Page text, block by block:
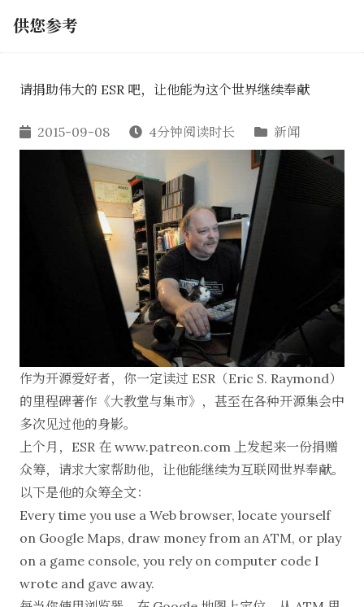
供您参考
请捐助伟大的 ESR 吧，让他能为这个世界继续奉献
2015-09-08 4分钟阅读时长 新闻
作为开源爱好者，你一定读过 ESR（Eric S. Raymond）
的里程碑著作 《大教堂与集市》 ，甚至在各种开源集会中
多次见过他的身影。
上个月，ESR 在 www.patreon.com 上发起来一份捐赠
众筹，请求大家帮助他，让他能继续为互联网世界奉献。
以下是他的众筹全文：
Every time you use a Web browser, locate yourself
on Google Maps, draw money from an ATM, or play
on a game console, you rely on computer code I
wrote and gave away.